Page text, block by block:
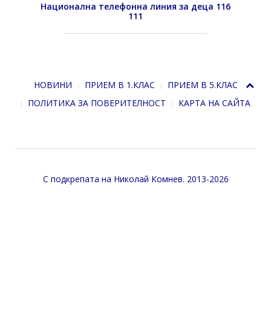
Национална телефонна линия за деца 116
111
НОВИНИ ПРИЕМ В 1.КЛАС
ПРИЕМ В 5.КЛАС
ПОЛИТИКА ЗА ПОВЕРИТЕЛНОСТ
КАРТА НА САЙТА
С подкрепата на Николай Комнев. 2013-2026